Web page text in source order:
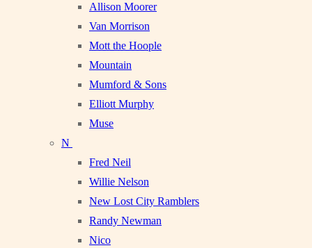
Allison Moorer
Van Morrison
Mott the Hoople
Mountain
Mumford & Sons
Elliott Murphy
Muse
N
Fred Neil
Willie Nelson
New Lost City Ramblers
Randy Newman
Nico